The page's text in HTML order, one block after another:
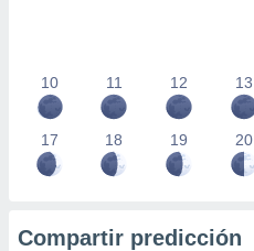
10 11 12 13
17 18 19 20
Compartir predicción